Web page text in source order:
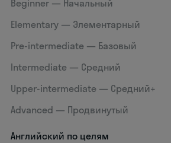
Beginner — Начальный
Elementary — Элементарный
Pre-intermediate — Базовый
Intermediate — Средний
Upper-intermediate — Средний+
Advanced — Продвинутый
Английский по целям